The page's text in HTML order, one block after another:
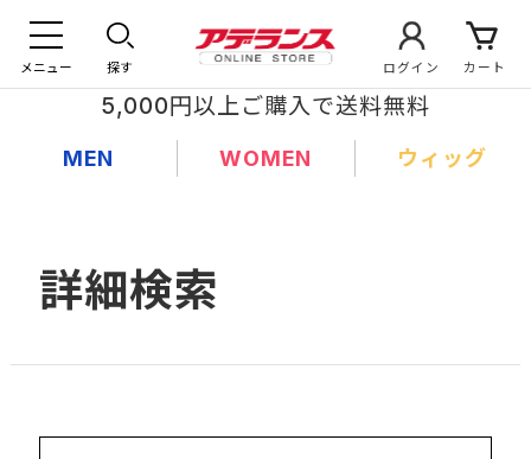
メニュー 探す ログイン カート
5,000円以上ご購入で送料無料
MEN WOMEN ウィッグ
詳細検索